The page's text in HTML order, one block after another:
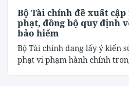
Bộ Tài chính đề xuất
phạt, đồng bộ quy định
bảo hiểm
Bộ Tài chính đang lấy ý kiến
phạt vi phạm hành chính